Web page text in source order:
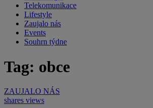
Telekomunikace
Lifestyle
Zaujalo nás
Events
Souhrn týdne
Tag: obce
ZAUJALO NÁS
shares views